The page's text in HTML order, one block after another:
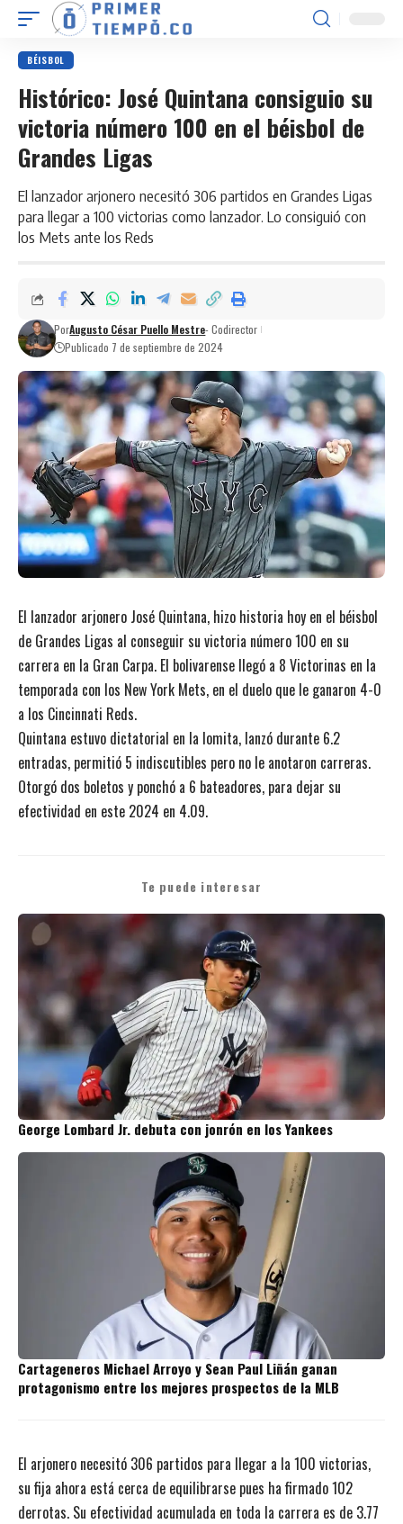
BÉISBOL
Histórico: José Quintana consiguio su
victoria número 100 en el béisbol de
Grandes Ligas
El lanzador arjonero necesitó 306 partidos en Grandes Ligas
para llegar a 100 victorias como lanzador. Lo consiguió con
los Mets ante los Reds
PorAugusto César Puello Mestre- Codirector
Publicado 7 de septiembre de 2024
El lanzador arjonero José Quintana, hizo historia hoy en el béisbol
de Grandes Ligas al conseguir su victoria número 100 en su
carrera en la Gran Carpa. El bolivarense llegó a 8 Victorinas en la
temporada con los New York Mets, en el duelo que le ganaron 4-0
a los Cincinnati Reds.
Quintana estuvo dictatorial en la lomita, lanzó durante 6.2
entradas, permitió 5 indiscutibles pero no le anotaron carreras.
Otorgó dos boletos y ponchó a 6 bateadores, para dejar su
efectividad en este 2024 en 4.09.
Te puede interesar
George Lombard Jr. debuta con jonrón en los Yankees
Cartageneros Michael Arroyo y Sean Paul Liñán ganan
protagonismo entre los mejores prospectos de la MLB
El arjonero necesitó 306 partidos para llegar a la 100 victorias,
su fija ahora está cerca de equilibrarse pues ha firmado 102
derrotas. Su efectividad acumulada en toda la carrera es de 3.77